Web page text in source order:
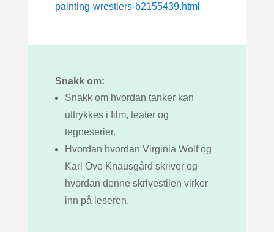
painting-wrestlers-b2155439.html
Snakk om:
Snakk om hvordan tanker kan
uttrykkes i film, teater og
tegneserier.
Hvordan hvordan Virginia Wolf og
Karl Ove Knausgård skriver og
hvordan denne skrivestilen virker
inn på leseren.